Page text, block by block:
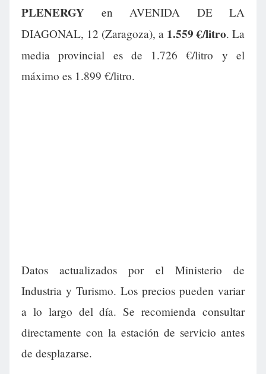
PLENERGY en AVENIDA DE LA
DIAGONAL, 12 (Zaragoza), a 1.559 €/litro. La
media provincial es de 1.726 €/litro y el
máximo es 1.899 €/litro.
Datos actualizados por el Ministerio de
Industria y Turismo. Los precios pueden variar
a lo largo del día. Se recomienda consultar
directamente con la estación de servicio antes
de desplazarse.